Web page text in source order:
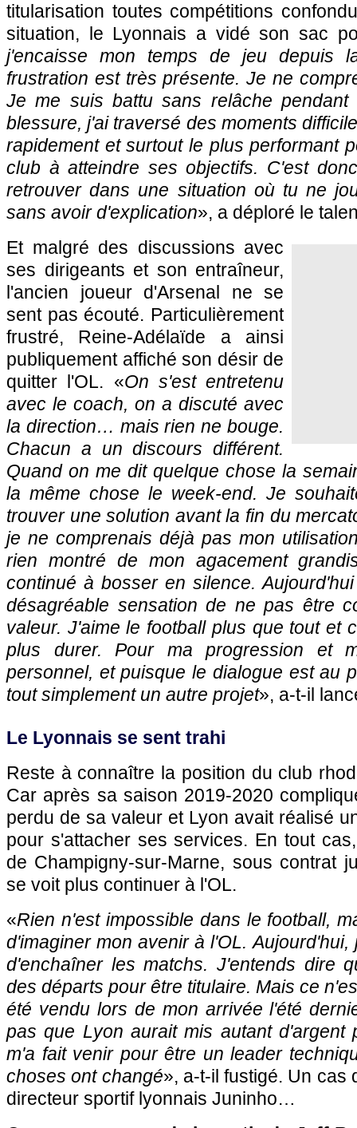
titularisation toutes compétitions
situation, le Lyonnais a vidé son sac
j'encaisse mon temps de jeu depuis
frustration est très présente. Je ne
Je me suis battu sans relâche
blessure, j'ai traversé des moments
rapidement et surtout le plus performant
club à atteindre ses objectifs. C'est
retrouver dans une situation où tu ne
sans avoir d'explication», a déploré le
Et malgré des discussions avec
ses dirigeants et son entraîneur,
l'ancien joueur d'Arsenal ne se
sent pas écouté. Particulièrement
frustré, Reine-Adélaïde a ainsi
publiquement affiché son désir de
quitter l'OL. «On s'est entretenu
avec le coach, on a discuté avec
la direction… mais rien ne bouge.
Chacun a un discours différent.
Quand on me dit quelque chose la
la même chose le week-end. Je
trouver une solution avant la fin du
je ne comprenais déjà pas mon
rien montré de mon agacement
continué à bosser en silence.
désagréable sensation de ne pas être
valeur. J'aime le football plus que tout et
plus durer. Pour ma progression et
personnel, et puisque le dialogue est au
tout simplement un autre projet», a-t-il
Le Lyonnais se sent trahi
Reste à connaître la position du club
Car après sa saison 2019-2020
perdu de sa valeur et Lyon avait réalisé
pour s'attacher ses services. En tout
de Champigny-sur-Marne, sous contrat
se voit plus continuer à l'OL.
«Rien n'est impossible dans le football,
d'imaginer mon avenir à l'OL.
d'enchaîner les matchs. J'entends dire
des départs pour être titulaire. Mais ce
été vendu lors de mon arrivée l'été
pas que Lyon aurait mis autant d'argent
m'a fait venir pour être un leader
choses ont changé», a-t-il fustigé. Un cas
directeur sportif lyonnais Juninho…